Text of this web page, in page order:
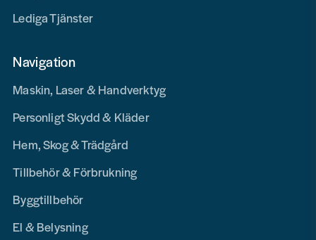
Lediga Tjänster
Navigation
Maskin, Laser & Handverktyg
Personligt Skydd & Kläder
Hem, Skog & Trädgård
Tillbehör & Förbrukning
Byggtillbehör
El & Belysning